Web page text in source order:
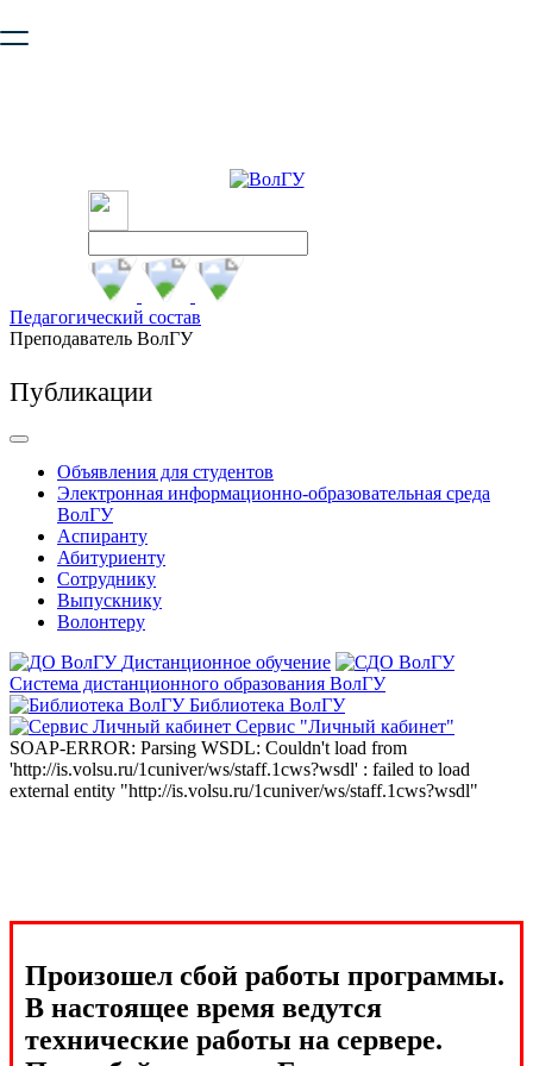
безопасную работу с сайтом. Пожалуйста
Педагогический состав
Преподаватель ВолГУ
Публикации
Объявления для студентов
Электронная информационно-образовательная среда
ВолГУ
Аспиранту
Абитуриенту
Сотруднику
Выпускнику
Волонтеру
Дистанционное обучение
Система дистанционного образования ВолГУ
Библиотека ВолГУ
Сервис "Личный кабинет"
SOAP-ERROR: Parsing WSDL: Couldn't load from
'http://is.volsu.ru/1cuniver/ws/staff.1cws?wsdl' : failed to load
external entity "http://is.volsu.ru/1cuniver/ws/staff.1cws?wsdl"
Произошел сбой работы программы.
В настоящее время ведутся
технические работы на сервере.